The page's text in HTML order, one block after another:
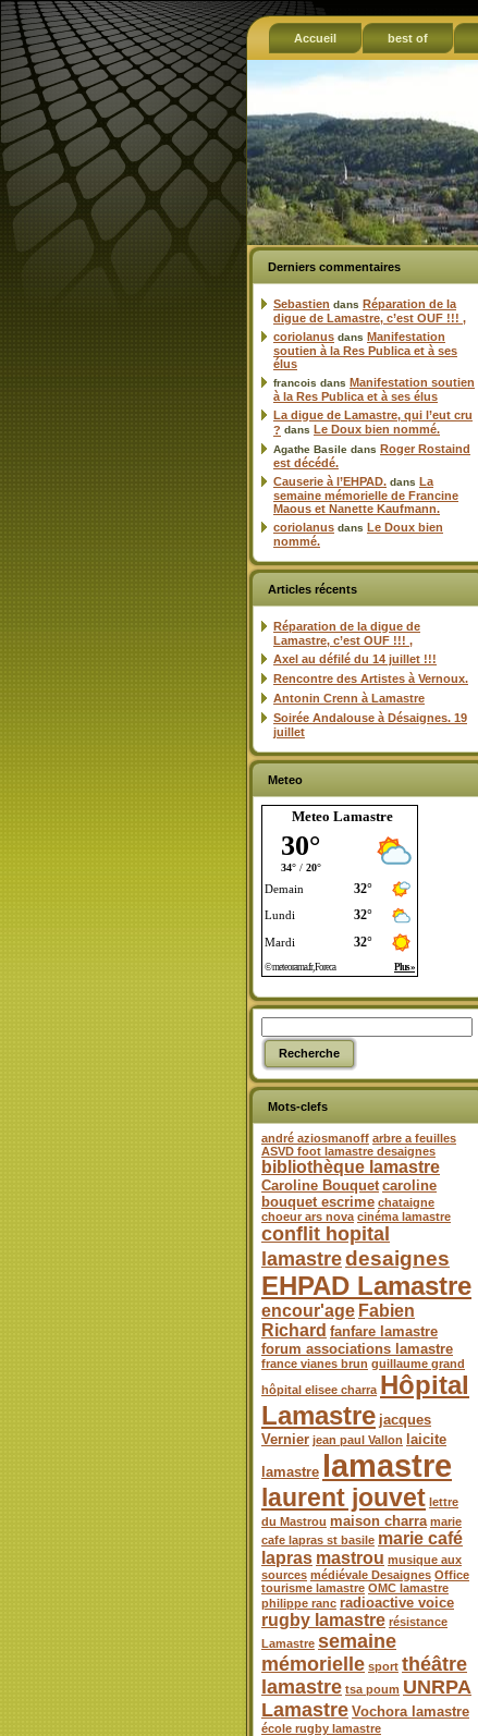
Accueil best of
Derniers commentaires
Sebastien dans Réparation de la
digue de Lamastre, c’est OUF !!! ,
coriolanus dans Manifestation
soutien à la Res Publica et à ses
élus
francois dans Manifestation soutien
à la Res Publica et à ses élus
La digue de Lamastre, qui l’eut cru
? dans Le Doux bien nommé.
Agathe Basile dans Roger Rostaind
est décédé.
Causerie à l’EHPAD. dans La
semaine mémorielle de Francine
Maous et Nanette Kaufmann.
coriolanus dans Le Doux bien
nommé.
Articles récents
Réparation de la digue de
Lamastre, c’est OUF !!! ,
Axel au défilé du 14 juillet !!!
Rencontre des Artistes à Vernoux.
Antonin Crenn à Lamastre
Soirée Andalouse à Désaignes. 19
juillet
Meteo
Meteo Lamastre
Mots-clefs
andré aziosmanoff arbre a feuilles
ASVD foot lamastre desaignes
bibliothèque lamastre
Caroline Bouquet caroline
bouquet escrime chataigne
choeur ars nova cinéma lamastre
conflit hopital
lamastredesaignes
EHPAD Lamastre
encour'age Fabien
Richard fanfare lamastre
forum associations lamastre
france vianes brun guillaume grand
hôpital elisee charra Hôpital
Lamastre jacques
Vernier jean paul Vallon
laicite
lamastre lamastre
laurent jouvet lettre
du Mastrou maison charra marie
cafe lapras st basile marie café
lapras mastrou musique aux
sources médiévale Desaignes Office
tourisme lamastre OMC lamastre
philippe ranc radioactive voice
rugby lamastre résistance
Lamastre semaine
mémorielle sport théâtre
lamastre tsa poum UNRPA
Lamastre Vochora lamastre
école rugby lamastre